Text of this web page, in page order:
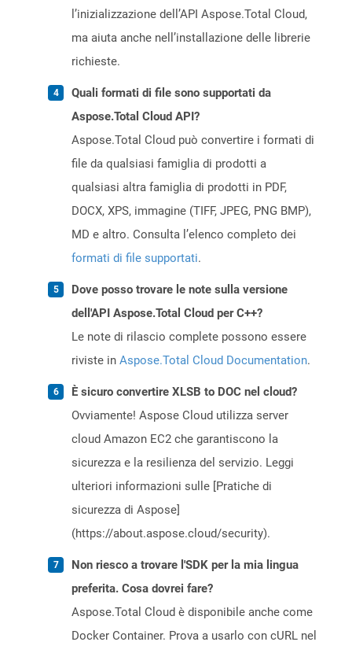
l’inizializzazione dell’API Aspose.Total Cloud,
ma aiuta anche nell’installazione delle librerie
richieste.
Quali formati di file sono supportati da
Aspose.Total Cloud API?
Aspose.Total Cloud può convertire i formati di
file da qualsiasi famiglia di prodotti a
qualsiasi altra famiglia di prodotti in PDF,
DOCX, XPS, immagine (TIFF, JPEG, PNG BMP),
MD e altro. Consulta l’elenco completo dei
formati di file supportati.
Dove posso trovare le note sulla versione
dell'API Aspose.Total Cloud per C++?
Le note di rilascio complete possono essere
riviste in Aspose.Total Cloud Documentation.
È sicuro convertire XLSB to DOC nel cloud?
Ovviamente! Aspose Cloud utilizza server
cloud Amazon EC2 che garantiscono la
sicurezza e la resilienza del servizio. Leggi
ulteriori informazioni sulle [Pratiche di
sicurezza di Aspose]
(https://about.aspose.cloud/security).
Non riesco a trovare l'SDK per la mia lingua
preferita. Cosa dovrei fare?
Aspose.Total Cloud è disponibile anche come
Docker Container. Prova a usarlo con cURL nel